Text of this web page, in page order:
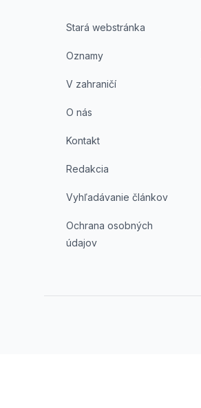
Stará webstránka
Oznamy
V zahraničí
O nás
Kontakt
Redakcia
Vyhľadávanie článkov
Ochrana osobných
údajov